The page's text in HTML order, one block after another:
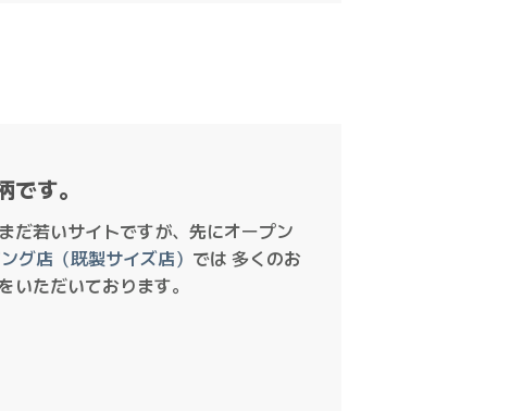
す。
だ若いサイトですが、先にオープン
グ店（既製サイズ店） では 多くのお
いただいております。